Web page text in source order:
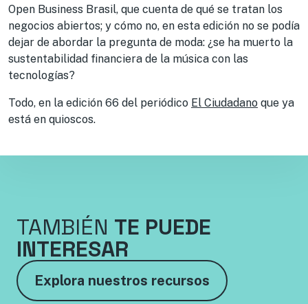
Open Business Brasil, que cuenta de qué se tratan los
negocios abiertos; y cómo no, en esta edición no se podía
dejar de abordar la pregunta de moda: ¿se ha muerto la
sustentabilidad financiera de la música con las
tecnologías?
Todo, en la edición 66 del periódico El Ciudadano que ya
está en quioscos.
TAMBIÉN TE PUEDE
INTERESAR
Explora nuestros recursos